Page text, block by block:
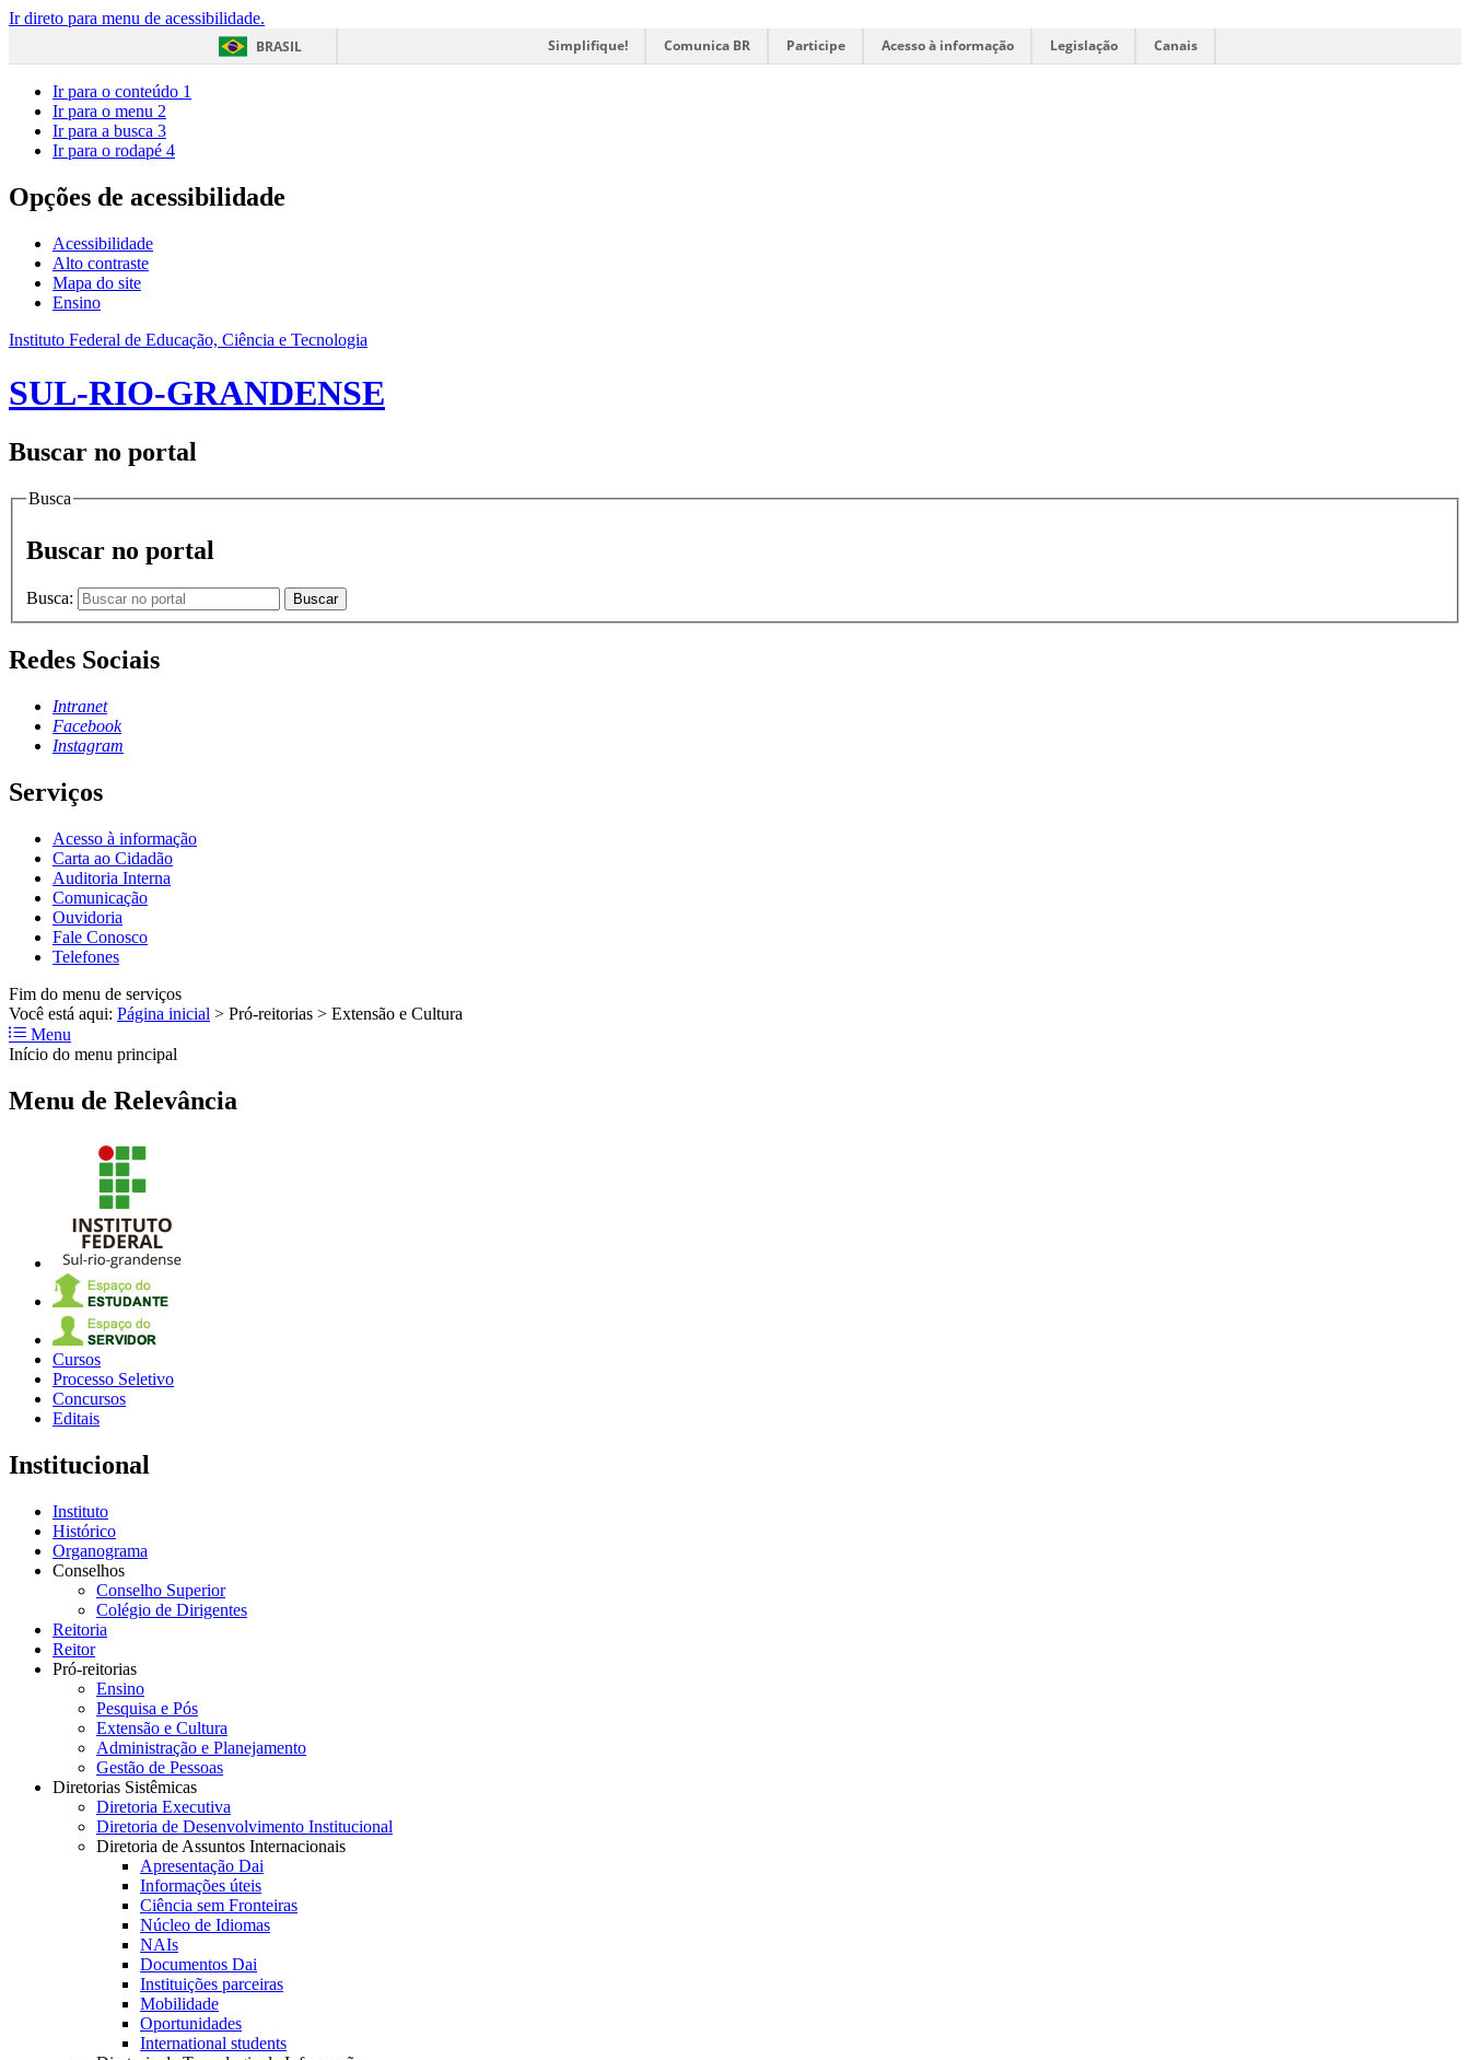
Ir direto para menu de acessibilidade.
BRASIL
Simplifique! Comunica BR Participe Acesso à informação Legislação Canais
Ir para o conteúdo 1
Ir para o menu 2
Ir para a busca 3
Ir para o rodapé 4
Opções de acessibilidade
Acessibilidade
Alto contraste
Mapa do site
Ensino
Instituto Federal de Educação, Ciência e Tecnologia
SUL-RIO-GRANDENSE
Buscar no portal
Busca
Buscar no portal
Busca: Buscar
Redes Sociais
Intranet
Facebook
Instagram
Serviços
Acesso à informação
Carta ao Cidadão
Auditoria Interna
Comunicação
Ouvidoria
Fale Conosco
Telefones
Fim do menu de serviços
Você está aqui: Página inicial > Pró-reitorias > Extensão e Cultura
Menu
Início do menu principal
Menu de Relevância
Cursos
Processo Seletivo
Concursos
Editais
Institucional
Instituto
Histórico
Organograma
Conselhos
Conselho Superior
Colégio de Dirigentes
Reitoria
Reitor
Pró-reitorias
Ensino
Pesquisa e Pós
Extensão e Cultura
Administração e Planejamento
Gestão de Pessoas
Diretorias Sistêmicas
Diretoria Executiva
Diretoria de Desenvolvimento Institucional
Diretoria de Assuntos Internacionais
Apresentação Dai
Informações úteis
Ciência sem Fronteiras
Núcleo de Idiomas
NAIs
Documentos Dai
Instituições parceiras
Mobilidade
Oportunidades
International students